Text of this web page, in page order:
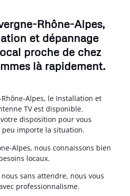
Rhône-Alpes,
et dépannage
proche de chez
là rapidement.
Alpes, le Installation et
TV est disponible.
disposition pour vous
peu importe la situation.
Alpes, nous connaissons bien
locaux.
sans attendre, nous vous
professionnalisme.